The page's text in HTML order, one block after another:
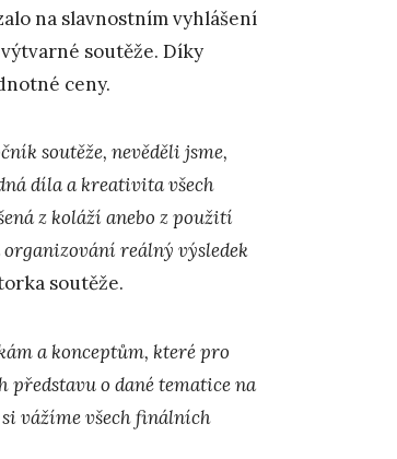
na slavnostním vyhlášení
soutěže. Díky
ceny.
soutěže, nevěděli jsme,
díla a kreativita všech
z koláží anebo z použití
reálný výsledek
soutěže.
a konceptům, které pro
o dané tematice na
vážíme všech finálních